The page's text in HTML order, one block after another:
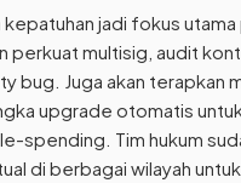
kepatuhan jadi fokus utama
perkuat multisig, audit
bug. Juga akan terapkan
upgrade otomatis
spending. Tim hukum
di berbagai wilayah